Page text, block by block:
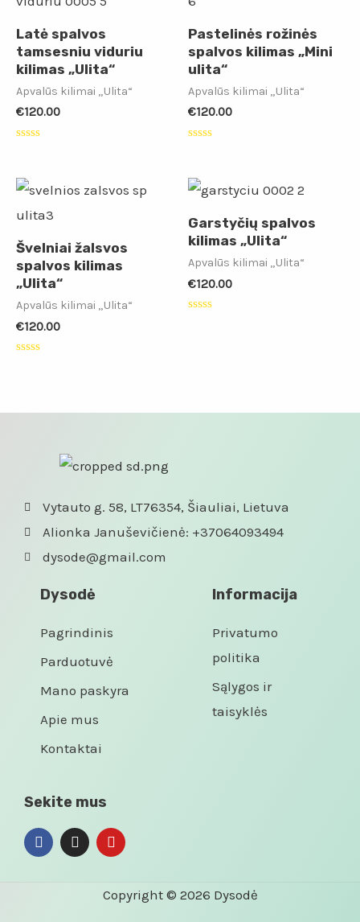
Latė spalvos
tamsesniu viduriu
kilimas „Ulita“
Apvalūs kilimai „Ulita“
€120.00
5
Pastelinės rožinės
spalvos kilimas „Mini
ulita“
Apvalūs kilimai „Ulita“
€120.00
5
Švelniai žalsvos
spalvos kilimas
„Ulita“
Apvalūs kilimai „Ulita“
€120.00
Garstyčių spalvos
kilimas „Ulita“
Apvalūs kilimai „Ulita“
€120.00
Vytauto g. 58, LT76354, Šiauliai, Lietuva
Alionka Januševičienė: +37064093494
dysode@gmail.com
Dysodė
Pagrindinis
Parduotuvė
Mano paskyra
Apie mus
Kontaktai
Informacija
Privatumo
politika
Sąlygos ir
taisyklės
Sekite mus
Copyright © 2026 Dysodė